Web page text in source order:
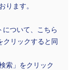
ります。
ついて、こちら
クリックすると同
索」をクリック